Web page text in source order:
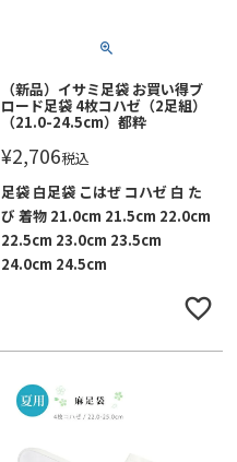
（新品）イサミ足袋 お買い得ブ
ロード足袋 4枚コハゼ（2足組）
（21.0-24.5cm）都粋
¥2,706税込
足袋 白足袋 こはぜ コハゼ 白 た
び 着物 21.0cm 21.5cm 22.0cm
22.5cm 23.0cm 23.5cm
24.0cm 24.5cm